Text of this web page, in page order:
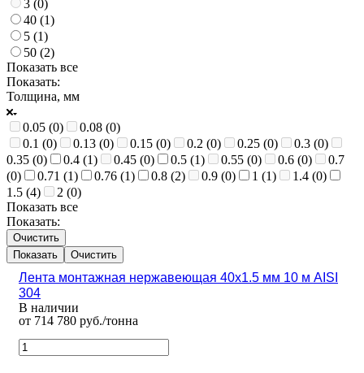
3 (0)
40 (1)
5 (1)
50 (2)
Показать все
Показать:
Толщина, мм
0.05 (0) 0.08 (0)
0.1 (0) 0.13 (0) 0.15 (0) 0.2 (0) 0.25 (0) 0.3 (0)
0.35 (0) 0.4 (1) 0.45 (0) 0.5 (1) 0.55 (0) 0.6 (0)
0.7
(0) 0.71 (1) 0.76 (1) 0.8 (2) 0.9 (0) 1 (1) 1.4 (0)
1.5 (4) 2 (0)
Показать все
Показать:
Очистить
Очистить
Лента монтажная нержавеющая 40х1.5 мм 10 м AISI
304
В наличии
от 714 780 руб./тонна